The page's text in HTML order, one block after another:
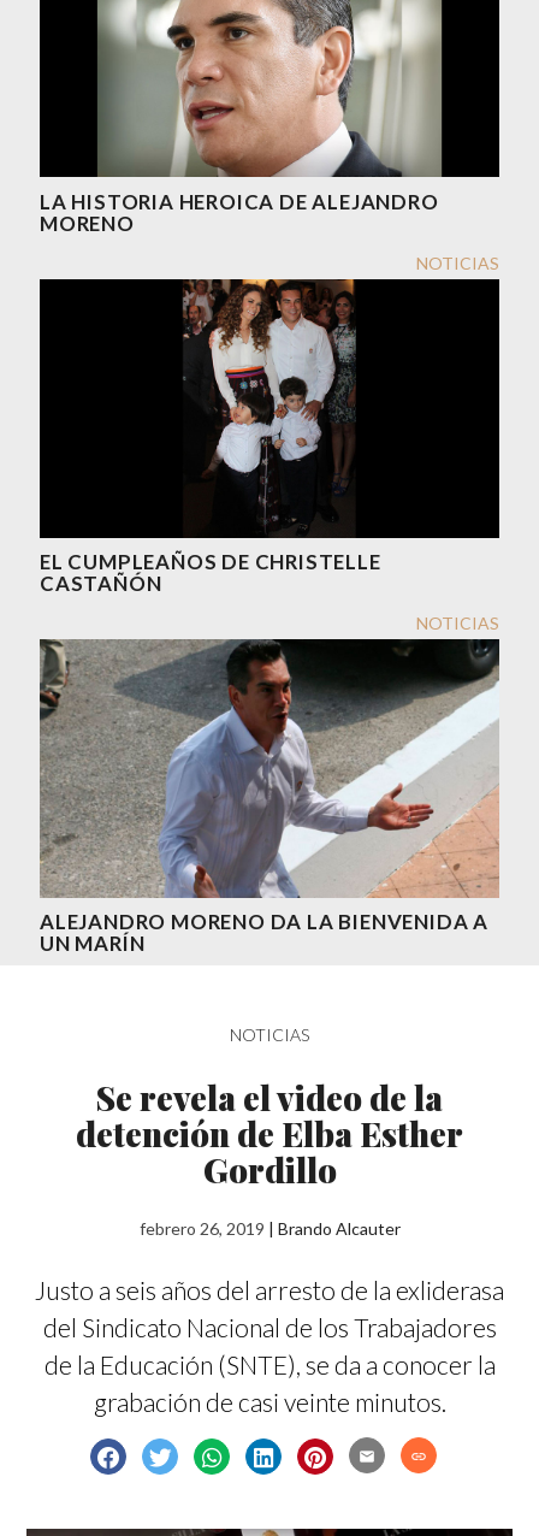
LA HISTORIA HEROICA DE ALEJANDRO
MORENO
NOTICIAS
EL CUMPLEAÑOS DE CHRISTELLE
CASTAÑÓN
NOTICIAS
ALEJANDRO MORENO DA LA BIENVENIDA A
UN MARÍN
NOTICIAS
Se revela el video de la
detención de Elba Esther
Gordillo
febrero 26, 2019 | Brando Alcauter
Justo a seis años del arresto de la exliderasa
del Sindicato Nacional de los Trabajadores
de la Educación (SNTE), se da a conocer la
grabación de casi veinte minutos.
email link